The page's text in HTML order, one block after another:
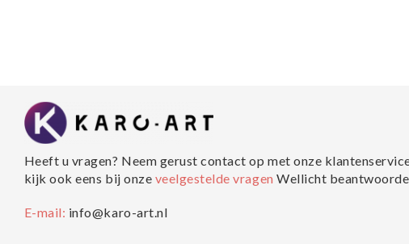
Heeft u vragen? Neem gerust contact op met onze
kijk ook eens bij onze veelgestelde vragenWellicht
E-mail: info@karo-art.nl